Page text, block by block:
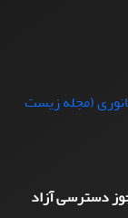
(مجله زیست
دسترسی آزاد